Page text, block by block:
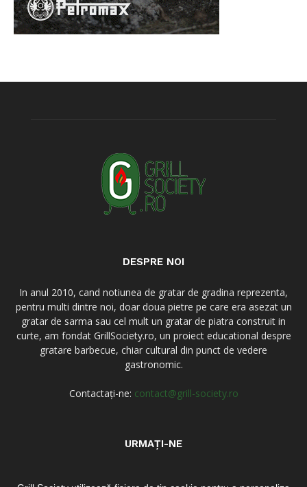
DESPRE NOI
In anul 2010, cand notiunea de gratar de gradina reprezenta,
pentru multi dintre noi, doar doua pietre pe care era asezat un
gratar de sarma sau cel mult un gratar de piatra construit in
curte, am fondat GrillSociety.ro, un proiect educational despre
gratare barbecue, chiar cultural din punct de vedere
gastronomic.
Contactați-ne: contact@grill-society.ro
URMAȚI-NE